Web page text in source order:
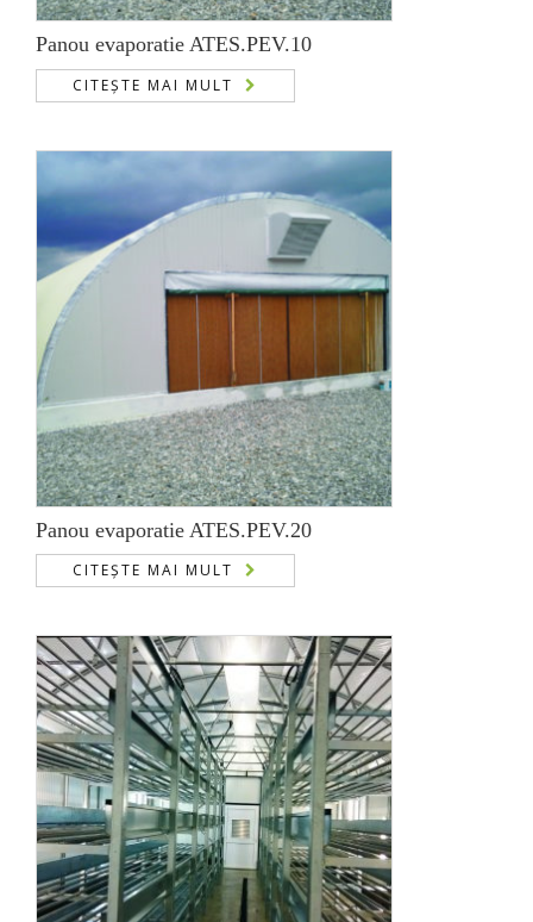
Panou evaporatie ATES.PEV.10
CITEȘTE MAI MULT
Panou evaporatie ATES.PEV.20
CITEȘTE MAI MULT